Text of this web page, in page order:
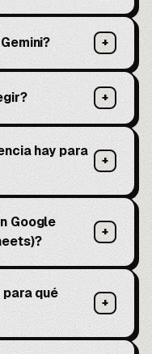
+
+
hay para
+
Google
+
para qué
+